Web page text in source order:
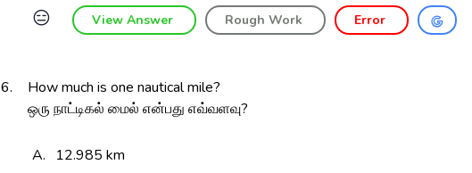
😑 View Answer Rough Work Error
6.
How much is one nautical mile?
ஒரு நாட்டிகல் மைல் என்பது எவ்வளவு?
A.
12.985 km